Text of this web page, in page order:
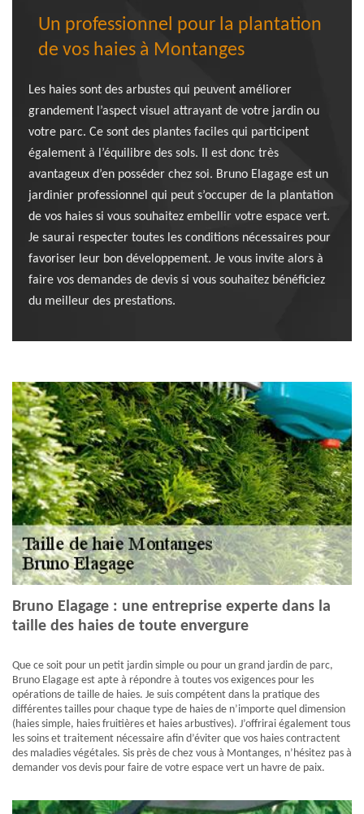
Un professionnel pour la plantation
de vos haies à Montanges
Les haies sont des arbustes qui peuvent améliorer
grandement l’aspect visuel attrayant de votre jardin ou
votre parc. Ce sont des plantes faciles qui participent
également à l’équilibre des sols. Il est donc très
avantageux d’en posséder chez soi. Bruno Elagage est un
jardinier professionnel qui peut s’occuper de la plantation
de vos haies si vous souhaitez embellir votre espace vert.
Je saurai respecter toutes les conditions nécessaires pour
favoriser leur bon développement. Je vous invite alors à
faire vos demandes de devis si vous souhaitez bénéficiez
du meilleur des prestations.
Bruno Elagage : une entreprise experte dans la
taille des haies de toute envergure
Que ce soit pour un petit jardin simple ou pour un grand jardin de parc,
Bruno Elagage est apte à répondre à toutes vos exigences pour les
opérations de taille de haies. Je suis compétent dans la pratique des
différentes tailles pour chaque type de haies de n’importe quel dimension
(haies simple, haies fruitières et haies arbustives). J’offrirai également tous
les soins et traitement nécessaire afin d’éviter que vos haies contractent
des maladies végétales. Sis près de chez vous à Montanges, n’hésitez pas à
demander vos devis pour faire de votre espace vert un havre de paix.